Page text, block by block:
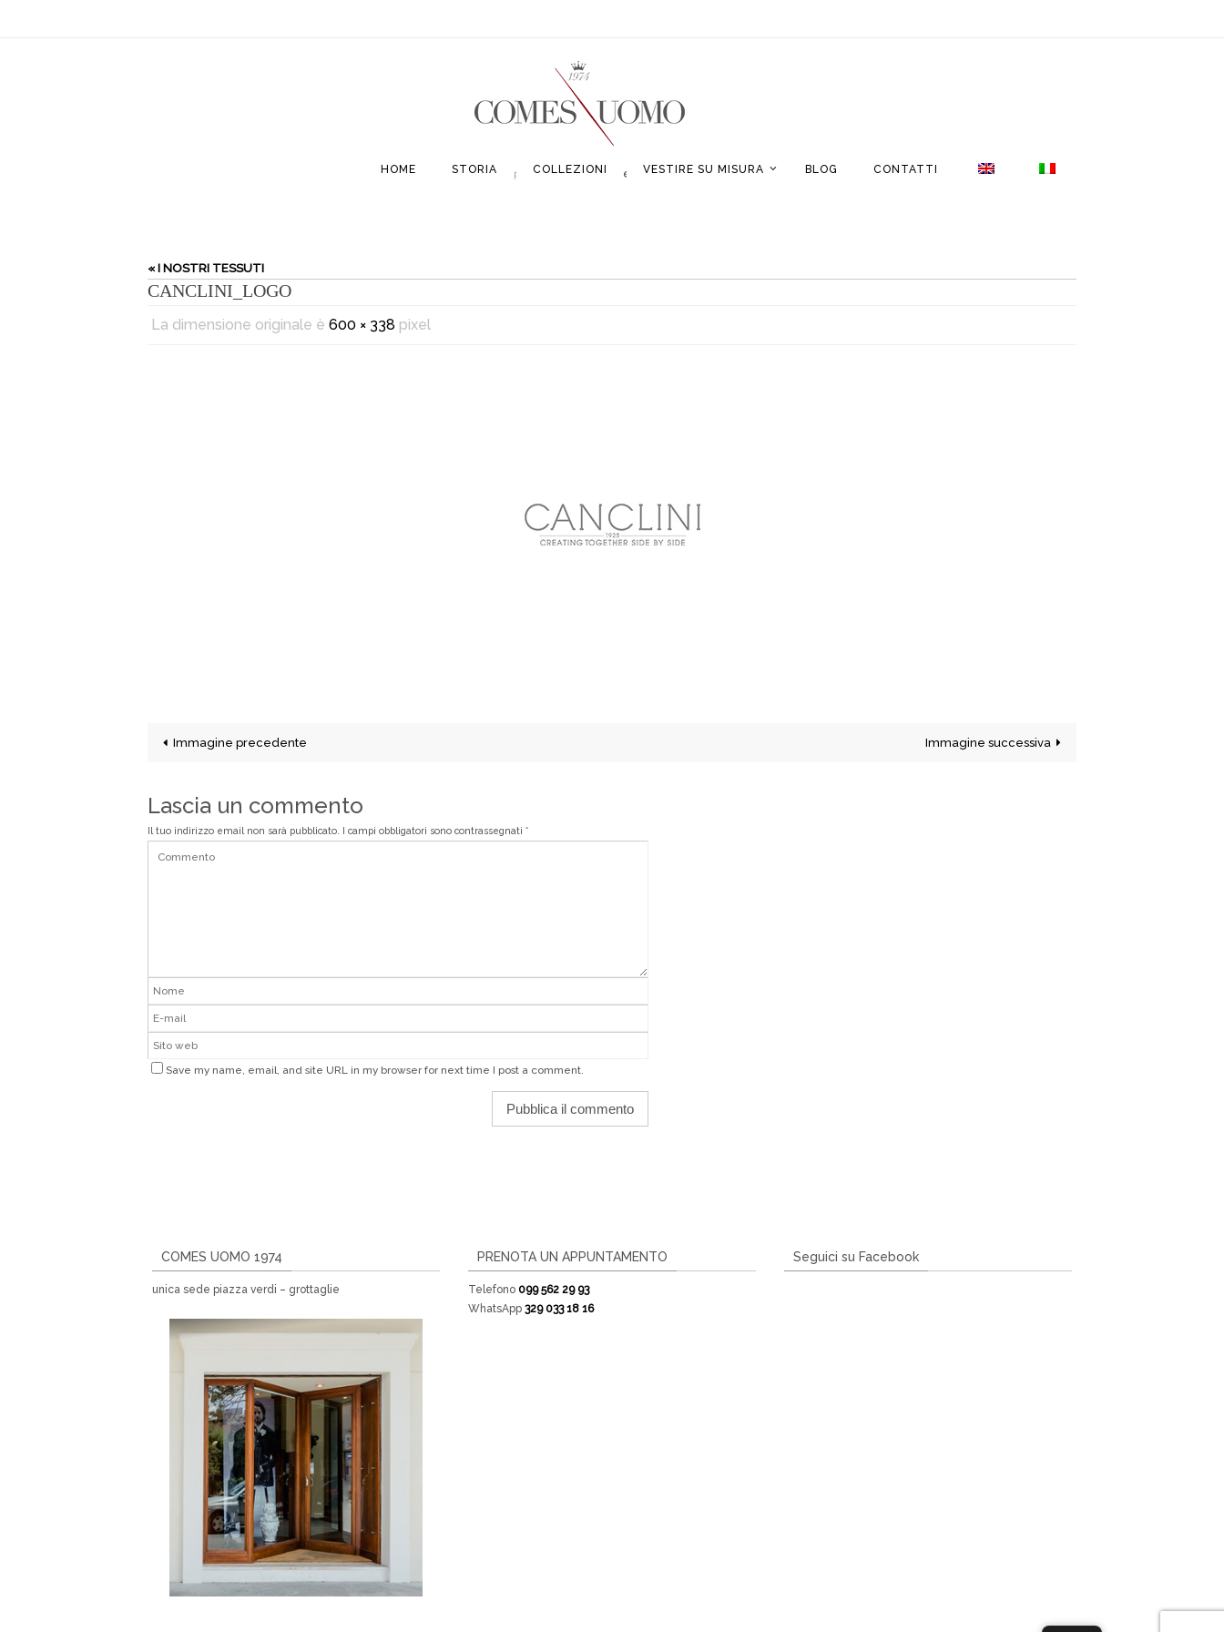
HOME STORIA COLLEZIONI VESTIRE SU MISURA BLOG CONTATTI
« I NOSTRI TESSUTI
CANCLINI_LOGO
La dimensione originale è 600 × 338 pixel
Immagine precedente Immagine successiva
Lascia un commento
Il tuo indirizzo email non sarà pubblicato. I campi obbligatori sono contrassegnati *
Save my name, email, and site URL in my browser for next time I post a comment.
COMES UOMO 1974
unica sede piazza verdi – grottaglie
PRENOTA UN APPUNTAMENTO
Telefono 099 562 29 93
WhatsApp 329 033 18 16
Seguici su Facebook